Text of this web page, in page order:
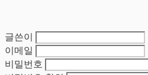
글쓴이
이메일
비밀번호